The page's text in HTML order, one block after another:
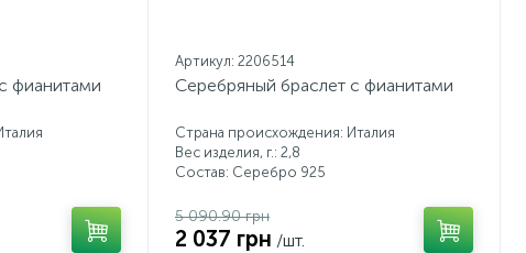
фианитами
Артикул: 2206514
Серебряный браслет с фианитами
Страна происхождения: Италия
Вес изделия, г.: 2,8
Состав: Серебро 925
5 090.90 грн
2 037 грн /шт.